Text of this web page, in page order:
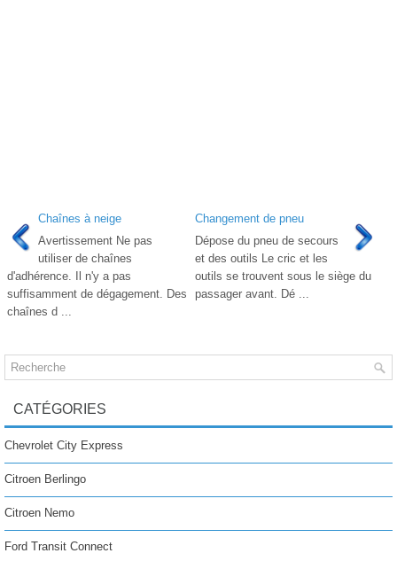
Chaînes à neige
Avertissement Ne pas
utiliser de chaînes
d'adhérence. Il n'y a pas
suffisamment de dégagement. Des
chaînes d ...
Changement de pneu
Dépose du pneu de secours
et des outils Le cric et les
outils se trouvent sous le siège du
passager avant. Dé ...
CATÉGORIES
Chevrolet City Express
Citroen Berlingo
Citroen Nemo
Ford Transit Connect